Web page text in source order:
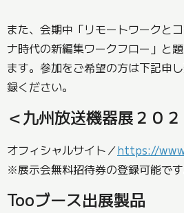
また、会期中「リモートワークと
ナ時代の新編集ワークフロー」と
ます。参加をご希望の方は下記申
録ください。
＜九州放送機器展２０
オフィシャルサイト／https://
※展示会無料招待券の登録可能です
Tooブース出展製品